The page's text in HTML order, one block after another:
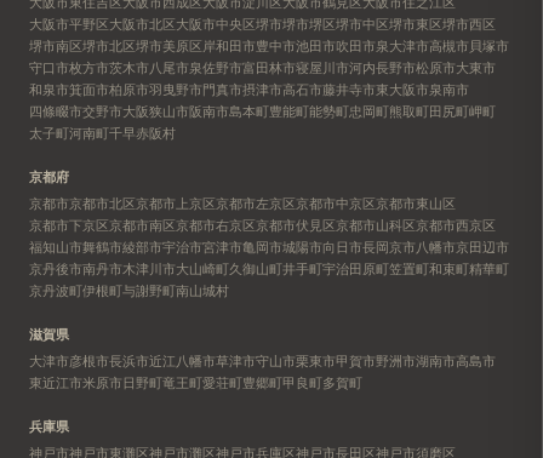
大阪市平野区大阪市北区大阪市中央区堺市堺市堺区堺市中区堺市東区堺市西区
堺市南区堺市北区堺市美原区岸和田市豊中市池田市吹田市泉大津市高槻市 貝塚市
守口市枚方市茨木市八尾市泉佐野市富田林市寝屋川市河内長野市松原市大東市
和泉市箕面市柏原市羽曳野市門真市摂津市高石市藤井寺市東大阪市泉南市
四條畷市交野市大阪狭山市阪南市島本町豊能町能勢町忠岡町熊取町田尻町岬町
太子町河南町千早赤阪村
京都府
京都市京都市北区京都市上京区京都市左京区京都市中京区京都市東山区
京都市下京区京都市南区京都市右京区京都市伏見区京都市山科区京都市西京区
福知山市舞鶴市綾部市宇治市宮津市亀岡市城陽市向日市長岡京市八幡市京田辺市
京丹後市南丹市木津川市大山崎町久御山町井手町宇治田原町笠置町和束町精華町
京丹波町伊根町与謝野町南山城村
滋賀県
大津市彦根市長浜市近江八幡市草津市守山市栗東市甲賀市野洲市湖南市高島市
東近江市米原市日野町竜王町愛荘町豊郷町甲良町多賀町
兵庫県
神戸市神戸市東灘区神戸市灘区神戸市兵庫区神戸市長田区神戸市須磨区